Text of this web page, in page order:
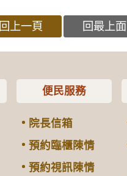
回上一頁 回最上面
便民服務
院長信箱
預約臨櫃陳情
預約視訊陳情